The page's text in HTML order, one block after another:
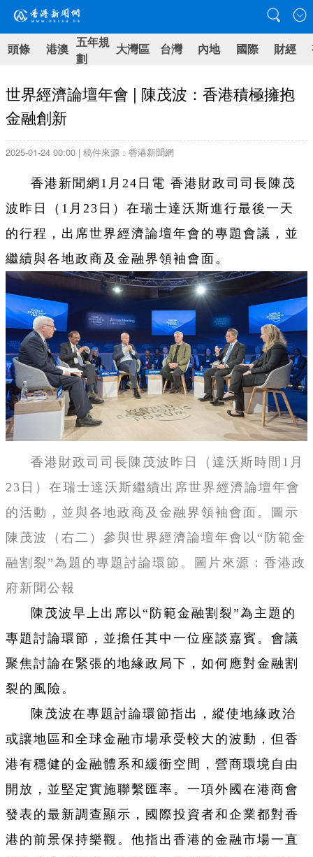
頭條 港澳 五年規
劃
大灣區 台灣 內地 國際 財經
世界經濟論壇年會 | 陳茂波：香港積極擁抱
金融創新
2025-01-24 00:00 | 稿件來源：香港新聞網
香港新聞網1月24日電 香港財政司司長陳茂
波昨日（1月23日）在瑞士達沃斯進行最後一天
的行程，出席世界經濟論壇年會的專題會議，並
繼續與各地政商及金融界領袖會面。
香港 財政司司長陳茂波昨日（達沃斯時間1月
23日）在瑞士達沃斯繼續出席世界經濟論壇年會
的活動，並與各地政商及金融界領袖會面。圖示
陳茂波（右二）參與世界經濟論壇年會以“防範金
融割裂”為題的專題討論環節。圖片來源：香港政
府新聞公報
陳茂波早上出席以“防範金融割裂”為主題的
專題討論環節，並擔任其中一位座談嘉賓。會議
聚焦討論在緊張的地緣政局下，如何應對金融割
裂的風險。
陳茂波在專題討論環節指出，縱使地緣政治
或讓地區和全球金融市場承受較大的波動，但香
港有穩健的金融體系和緩衝空間，營商環境自由
開放，並堅定實施聯繫匯率。一項外國在港商會
發表的最新調查顯示，國際投資者和企業都對香
港的前景保持樂觀。他指出香港的金融市場一直